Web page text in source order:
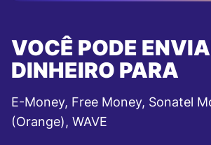
VOCÊ PODE
DINHEIRO PARA
E-Money, Free Money, Sonatel
(Orange), WAVE